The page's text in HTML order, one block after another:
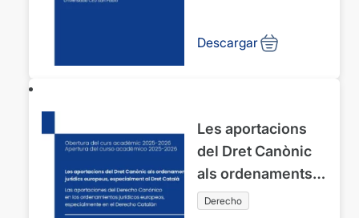
clínica. Facultad
de Medicina.
Festividad de San
Lucas 18 de
octubre de 2025
Descargar
Les aportacions
del Dret Canònic
als ordenaments
jurídics europeus,
Derecho